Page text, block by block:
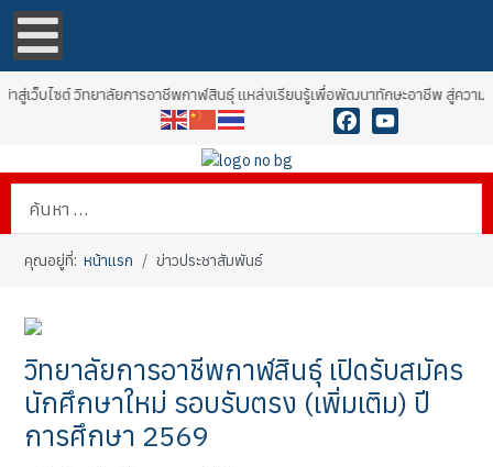
เว็บไซต์ วิทยาลัยการอาชีพกาฬสินธุ์ แหล่งเรียนรู้เพื่อพัฒนาทักษะอาชีพ สู่ความ
คุณอยู่ที่:หน้าแรก ข่าวประชาสัมพันธ์
วิทยาลัยการอาชีพกาฬสินธุ์ เปิดรับสมัคร
นักศึกษาใหม่ รอบรับตรง (เพิ่มเติม) ปี
การศึกษา 2569